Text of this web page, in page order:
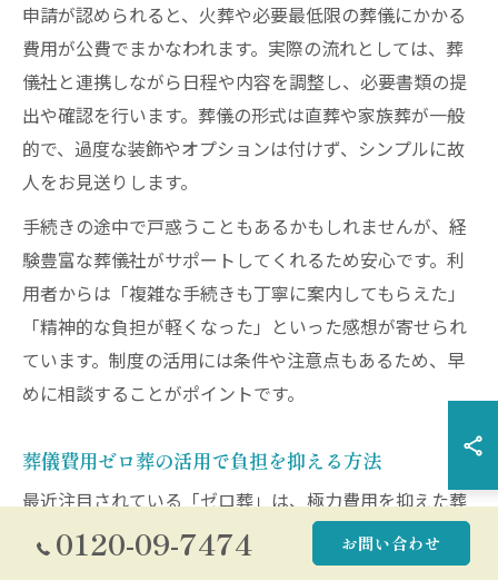
申請が認められると、火葬や必要最低限の葬儀にかかる
費用が公費でまかなわれます。実際の流れとしては、葬
儀社と連携しながら日程や内容を調整し、必要書類の提
出や確認を行います。葬儀の形式は直葬や家族葬が一般
的で、過度な装飾やオプションは付けず、シンプルに故
人をお見送りします。
手続きの途中で戸惑うこともあるかもしれませんが、経
験豊富な葬儀社がサポートしてくれるため安心です。利
用者からは「複雑な手続きも丁寧に案内してもらえた」
「精神的な負担が軽くなった」といった感想が寄せられ
ています。制度の活用には条件や注意点もあるため、早
めに相談することがポイントです。
葬儀費用ゼロ葬の活用で負担を抑える方法
最近注目されている「ゼロ葬」は、極力費用を抑えた葬
儀の一形態です。川崎市でも選択肢の一つとして利用さ
れており、火葬のみを行う直葬が主流となっています。
0120-09-7474 お問い合わせ